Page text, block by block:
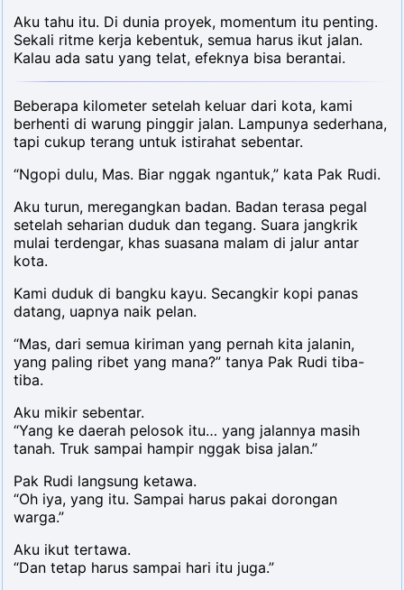
Aku tahu itu. Di dunia proyek, momentum itu penting.
Sekali ritme kerja kebentuk, semua harus ikut jalan.
Kalau ada satu yang telat, efeknya bisa berantai.
Beberapa kilometer setelah keluar dari kota, kami
berhenti di warung pinggir jalan. Lampunya sederhana,
tapi cukup terang untuk istirahat sebentar.
“Ngopi dulu, Mas. Biar nggak ngantuk,” kata Pak Rudi.
Aku turun, meregangkan badan. Badan terasa pegal
setelah seharian duduk dan tegang. Suara jangkrik
mulai terdengar, khas suasana malam di jalur antar
kota.
Kami duduk di bangku kayu. Secangkir kopi panas
datang, uapnya naik pelan.
“Mas, dari semua kiriman yang pernah kita jalanin,
yang paling ribet yang mana?” tanya Pak Rudi tiba-
tiba.
Aku mikir sebentar.
“Yang ke daerah pelosok itu… yang jalannya masih
tanah. Truk sampai hampir nggak bisa jalan.”
Pak Rudi langsung ketawa.
“Oh iya, yang itu. Sampai harus pakai dorongan
warga.”
Aku ikut tertawa.
“Dan tetap harus sampai hari itu juga.”